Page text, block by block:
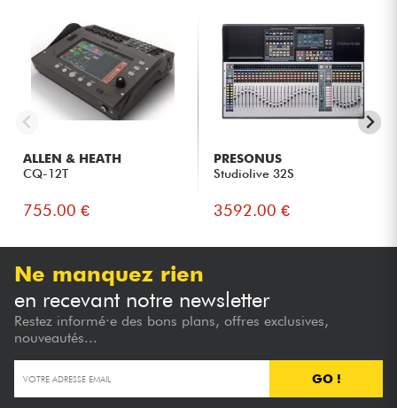
Aux techniciens utilisant des systèmes de monitoring intra-
auriculaire complexes.
Aux studios et productions hybrides recherchant une
console capable d’assurer à la fois mixage live et
enregistrement multipiste.
ALLEN & HEATH
CQ-12T
755.00 €
PRESONUS
Studiolive 32S
3592.00 €
Ne manquez rien
en recevant notre newsletter
Restez informé·e des bons plans, offres exclusives,
nouveautés...
GO !